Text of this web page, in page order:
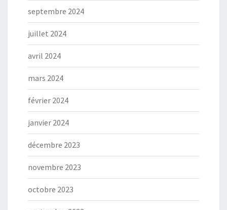
septembre 2024
juillet 2024
avril 2024
mars 2024
février 2024
janvier 2024
décembre 2023
novembre 2023
octobre 2023